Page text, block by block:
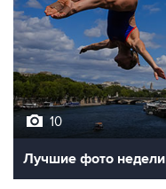
10
Лучшие фото недели